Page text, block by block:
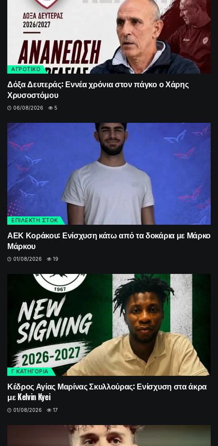
ΑΓΡΟΤΙΚΟ
Δόξα Δευτεράς: Εννέα χρόνια στον πάγκο ο Χάρης
Χρυσοστόμου
06/08/2026 5
ΕΠΙΛΕΚΤΗ ΣΤΟΚ
ΑΕΚ Κοράκου: Ενίσχυση κάτω από τα δοκάρια με Μάρκο
Μάρκου
01/08/2026 19
Γ ΚΑΤΗΓΟΡΙΑ
Κέδρος Αγίας Μαρίνας Σκυλλούρας: Ενίσχυση στα άκρα
με Kelvin Kyei
01/08/2026 17